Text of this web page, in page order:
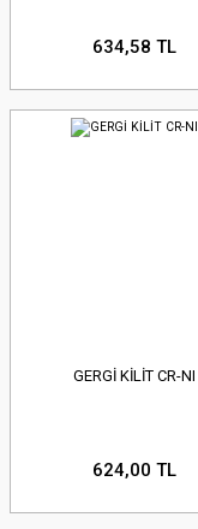
634,58 TL
GERGİ KİLİT CR-NI
624,00 TL